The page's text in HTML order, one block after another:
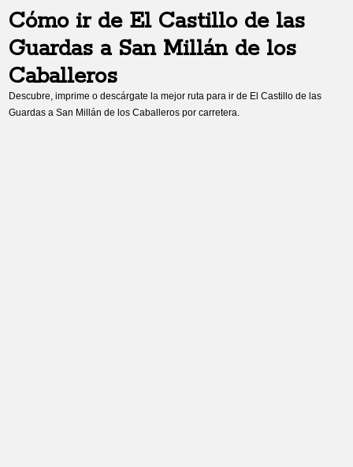
Cómo ir de El Castillo de las
Guardas a San Millán de los
Caballeros
Descubre, imprime o descárgate la mejor ruta para ir de El Castillo de las
Guardas aSan Millán de los Caballeros por carretera.